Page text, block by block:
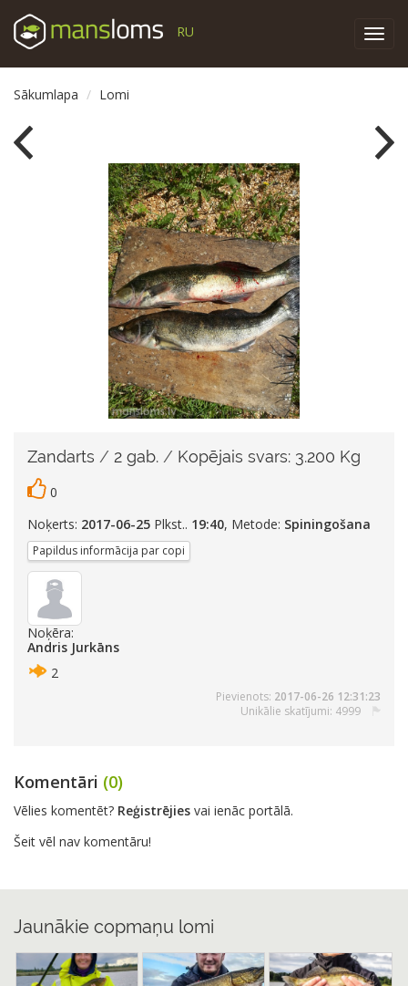
RU
Sākumlapa Lomi
Zandarts / 2 gab. / Kopējais svars: 3.200 Kg
0
Noķerts: 2017-06-25 Plkst.. 19:40, Metode: Spiningošana
Papildus informācija par copi
Noķēra:
Andris Jurkāns
2
Pievienots: 2017-06-26 12:31:23
Unikālie skatījumi: 4999
Komentāri (0)
Vēlies komentēt? Reģistrējies vai ienāc portālā.
Šeit vēl nav komentāru!
Jaunākie copmaņu lomi